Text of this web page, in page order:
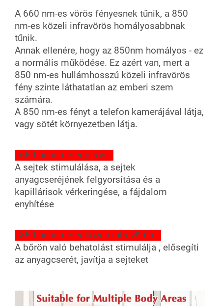
A 660 nm-es vörös fényesnek tűnik, a 850
nm-es közeli infravörös homályosabbnak
tűnik.
Annak ellenére, hogy az 850nm homályos - ez
a normális működése. Ez azért van, mert a
850 nm-es hullámhosszú közeli infravörös
fény szinte láthatatlan az emberi szem
számára.
A 850 nm-es fényt a telefon kamerájával látja,
vagy sötét környezetben látja.
660 nanometer piros:
A sejtek stimulálása, a sejtek
anyagcseréjének felgyorsítása és a
kapillárisok vérkeringése, a fájdalom
enyhítése
850 nanometer közeli infravörös:
A bőrön való behatolást stimulálja , elősegíti
az anyagcserét, javítja a sejteket